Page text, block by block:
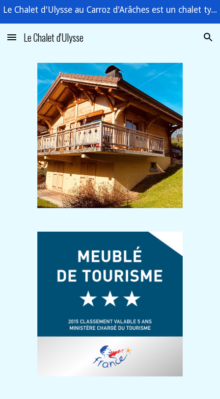
Le Chalet d'Ulysse au Carroz d'Arâches est un chalet typiquement savoyard. Situé sur le domaine du Grand-Massif : Flaine,Samoëns,Sixt,Carroz,Morillon.
Le Chalet d'Ulysse